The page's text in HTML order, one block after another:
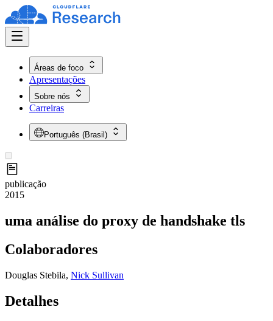
Áreas de foco
Apresentações
Sobre nós
Carreiras
Português (Brasil)
publicação
2015
uma análise do proxy de handshake tls
Colaboradores
Douglas Stebila, Nick Sullivan
Detalhes